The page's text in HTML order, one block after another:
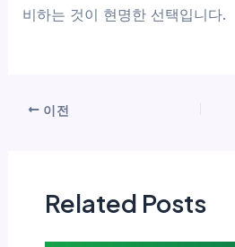
비하는 것이 현명한 선택입니다.
이전
Related Posts